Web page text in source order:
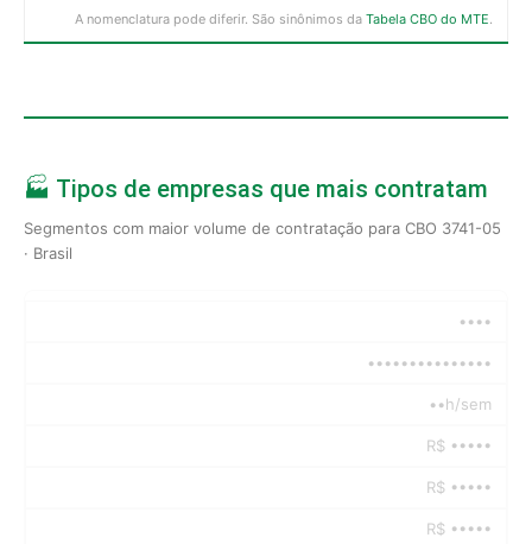
A nomenclatura pode diferir. São sinônimos da Tabela CBO do MTE.
🏭 Tipos de empresas que mais contratam
Segmentos com maior volume de contratação para CBO 3741-05
· Brasil
••••
•••••••••••••••
••h/sem
R$ •••••
R$ •••••
R$ •••••